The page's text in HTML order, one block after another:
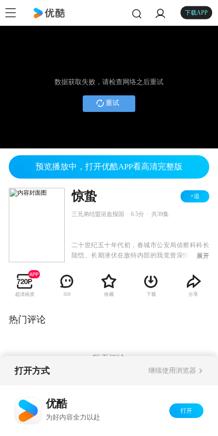
下载APP
数据获取失败，请检查网络之后重试
重试
预览播放中，打开优酷APP看高清完整版
惊蛰 +追
三兄弟结盟浴血报国 6.5分 共39集
二十世纪五十年代初，春城市公安局侦察科科长
陆恺、长期潜伏在敌特内部的我党资深情报人员
异姓兄弟，三人为了民族大义，怀揣起不同的政
见与信仰，同仇敌忾、浴血奋战，共同追缉日本
间谍“麻雀”及其隐瞒了在日军731细菌部队作恶经
展开
超清画质 359 收藏 下载 分享
热门评论
暂无评论
打开方式 继续使用浏览器
优酷
为好内容全力以赴
打开